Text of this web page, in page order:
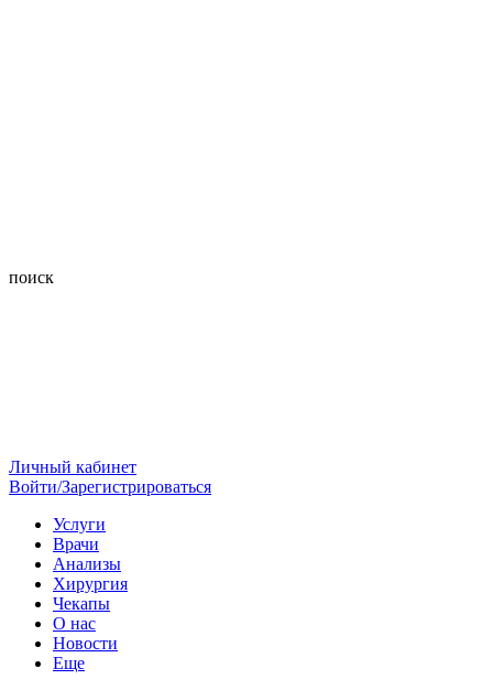
поиск
Личный кабинет
Войти/Зарегистрироваться
Услуги
Врачи
Анализы
Хирургия
Чекапы
О нас
Новости
Еще